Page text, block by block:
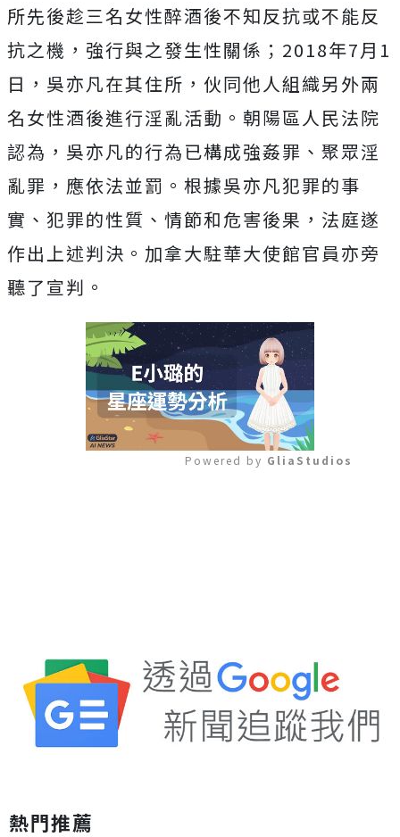
所先後趁三名女性醉酒後不知反抗或不能反
抗之機，強行與之發生性關係；2018年7月1
日，吳亦凡在其住所，伙同他人組織另外兩
名女性酒後進行淫亂活動。朝陽區人民法院
認為，吳亦凡的行為已構成強姦罪、聚眾淫
亂罪，應依法並罰。根據吳亦凡犯罪的事
實、犯罪的性質、情節和危害後果，法庭遂
作出上述判決。 加拿大駐華大使館官員亦旁
聽了宣判。
Powered by GliaStudios
熱門推薦